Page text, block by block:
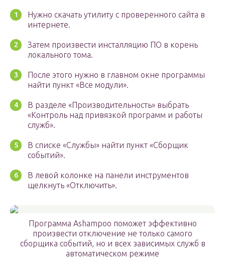
Нужно скачать утилиту с проверенного сайта в
интернете.
Затем произвести инсталляцию ПО в корень
локального тома.
После этого нужно в главном окне программы
найти пункт «Все модули».
В разделе «Производительность» выбрать
«Контроль над привязкой программ и работы
служб».
В списке «Службы» найти пункт «Сборщик
событий».
В левой колонке на панели инструментов
щелкнуть «Отключить».
Программа Ashampoo поможет эффективно
произвести отключение не только самого
сборщика событий, но и всех зависимых служб в
автоматическом режиме